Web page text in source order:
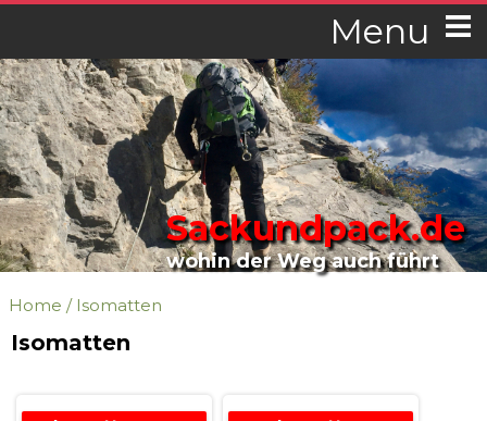
Menu
Sackundpack.de
wohin der Weg auch führt
Home / Isomatten
Isomatten